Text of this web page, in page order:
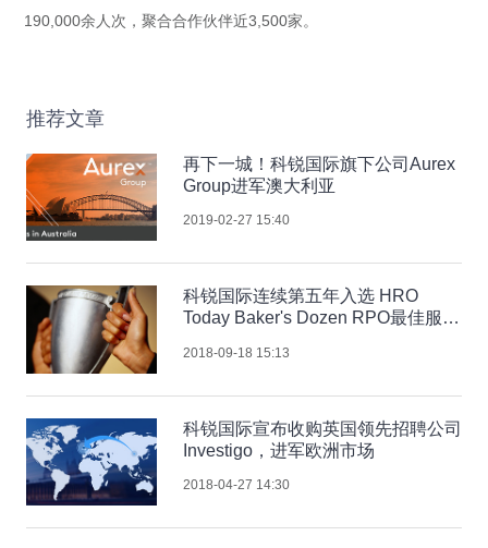
190,000余人次，聚合合作伙伴近3,500家。
推荐文章
再下一城！科锐国际旗下公司Aurex
Group进军澳大利亚
2019-02-27 15:40
科锐国际连续第五年入选 HRO
Today Baker's Dozen RPO最佳服务
2018-09-18 15:13
科锐国际宣布收购英国领先招聘公司
Investigo，进军欧洲市场
2018-04-27 14:30